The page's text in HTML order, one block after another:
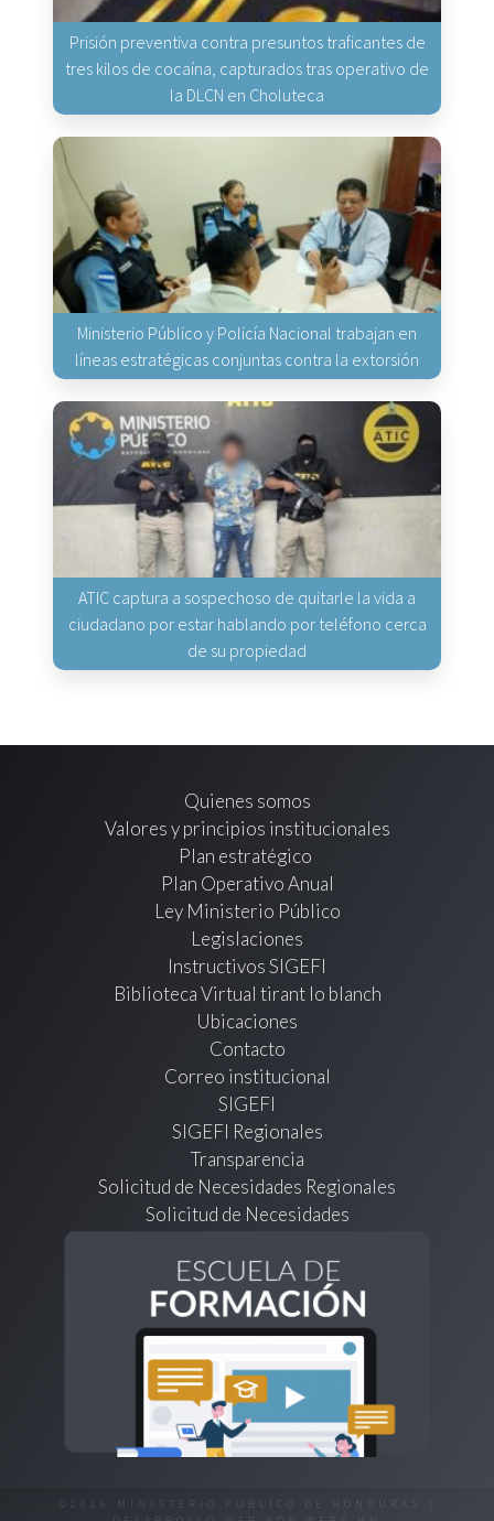
Prisión preventiva contra presuntos traficantes de
tres kilos de cocaína, capturados tras operativo de
la DLCN en Choluteca
Ministerio Público y Policía Nacional trabajan en
líneas estratégicas conjuntas contra la extorsión
ATIC captura a sospechoso de quitarle la vida a
ciudadano por estar hablando por teléfono cerca
de su propiedad
Quienes somos
Valores y principios institucionales
Plan estratégico
Plan Operativo Anual
Ley Ministerio Público
Legislaciones
Instructivos SIGEFI
Biblioteca Virtual tirant lo blanch
Ubicaciones
Contacto
Correo institucional
SIGEFI
SIGEFI Regionales
Transparencia
Solicitud de Necesidades Regionales
Solicitud de Necesidades
©2026 MINISTERIO PÚBLICO DE HONDURAS |